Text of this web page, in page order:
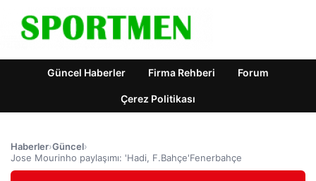
Güncel Haberler Firma Rehberi Forum
Çerez Politikası
Haberler›Güncel›
Jose Mourinho paylaşımı: 'Hadi, F.Bahçe'Fenerbahçe